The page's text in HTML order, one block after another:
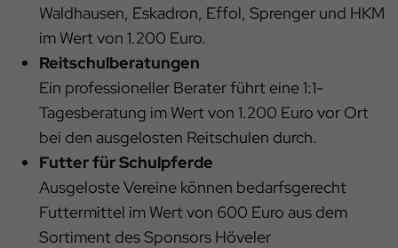
Impressum | Datenschutz
Waldhausen, Eskadron, Effol, Sprenger und HKM
im Wert von 1.200 Euro.
Reitschulberatungen
Ein professioneller Berater führt eine 1:1-
Tagesberatung im Wert von 1.200 Euro vor Ort
bei den ausgelosten Reitschulen durch.
Futter für Schulpferde
Ausgeloste Vereine können bedarfsgerecht
Futtermittel im Wert von 600 Euro aus dem
Sortiment des Sponsors Höveler